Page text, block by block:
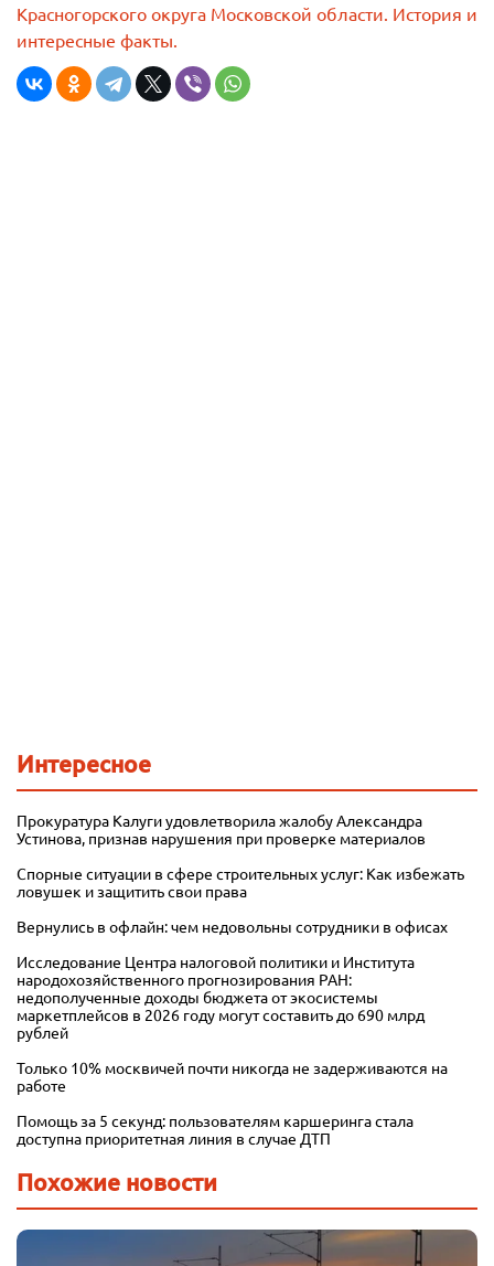
Красногорского округа Московской области. История и
интересные факты.
Интересное
Прокуратура Калуги удовлетворила жалобу Александра
Устинова, признав нарушения при проверке материалов
Спорные ситуации в сфере строительных услуг: Как избежать
ловушек и защитить свои права
Вернулись в офлайн: чем недовольны сотрудники в офисах
Исследование Центра налоговой политики и Института
народохозяйственного прогнозирования РАН:
недополученные доходы бюджета от экосистемы
маркетплейсов в 2026 году могут составить до 690 млрд
рублей
Только 10% москвичей почти никогда не задерживаются на
работе
Помощь за 5 секунд: пользователям каршеринга стала
доступна приоритетная линия в случае ДТП
Похожие новости